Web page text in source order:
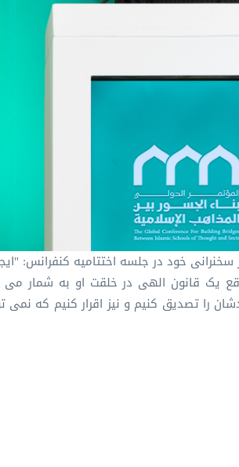
خود در جلسه اختتامیه کنفرانس:
یک قانون الهی در خلقت او به شمار
را تصدیق کنیم و نیز اقرار کنیم که